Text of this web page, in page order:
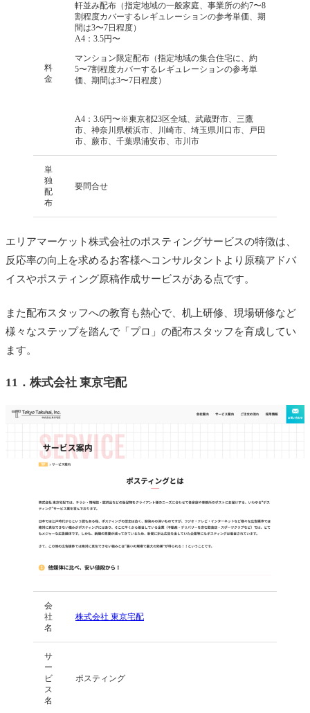
料
金
軒並み配布（指定地域の一般家庭、事業所の約7〜8
割程度カバーするレギュレーションの参考単価、期
間は3〜7日程度）
A4：3.5円〜
マンション限定配布（指定地域の集合住宅に、約
5〜7割程度カバーするレギュレーションの参考単
価、期間は3〜7日程度）
A4：3.6円〜※東京都23区全域、武蔵野市、三鷹
市、神奈川県横浜市、川崎市、埼玉県川口市、戸田
市、蕨市、千葉県浦安市、市川市
単
独
配
布
要問合せ
エリアマーケット株式会社のポスティングサービスの特徴は、
反応率の向上を求めるお客様へコンサルタントより原稿アドバ
イスやポスティング原稿作成サービスがある点です。
また配布スタッフへの教育も熱心で、机上研修、現場研修など
様々なステップを踏んで「プロ」の配布スタッフを育成してい
ます。
11． 株式会社 東京宅配
会
社
名
株式会社 東京宅配
サ
ー
ビ
ス
名
ポスティング